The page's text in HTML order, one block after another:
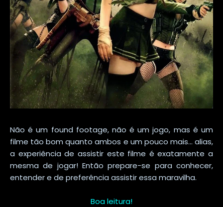
Não é um found footage, não é um jogo, mas é um
filme tão bom quanto ambos e um pouco mais... alias,
a experiência de assistir este filme é exatamente a
mesma de jogar! Então prepare-se para conhecer,
entender e de preferência assistir essa maravilha.
Boa leitura!